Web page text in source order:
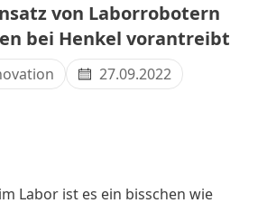
von Laborrobotern
bei Henkel vorantreibt
27.09.2022
Labor ist es ein bisschen wie